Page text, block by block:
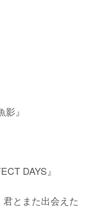
』
DAYS』
とまた出会えた